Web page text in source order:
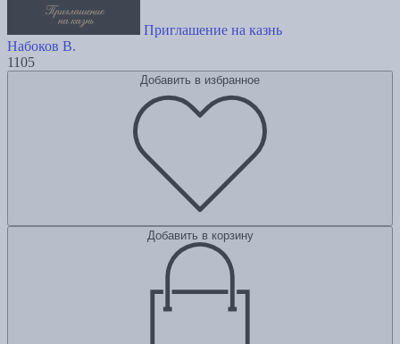
Приглашение на казнь
Набоков В.
1105
Добавить в избранное
Добавить в корзину